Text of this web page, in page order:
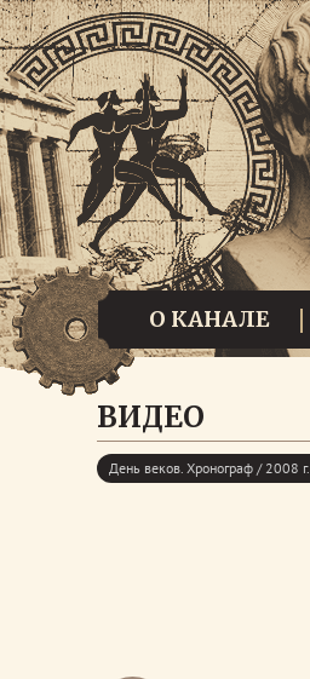
О КАНАЛЕ
ВИДЕО
День веков. Хронограф / 2008 г.